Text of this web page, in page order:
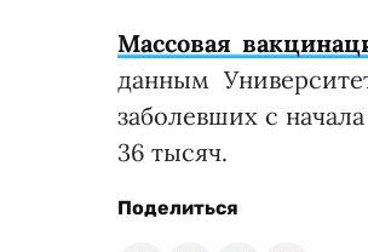
Массовая
данным
заболевших с
36 тысяч.
Поделиться